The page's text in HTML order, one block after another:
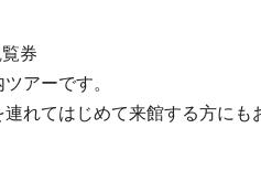
券
アーです。
れてはじめて来館する方にも